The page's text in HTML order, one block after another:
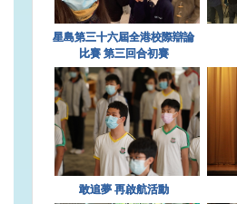
星島第三十六屆全港校際辯論
比賽 第三回合初賽
敢追夢 再啟航活動